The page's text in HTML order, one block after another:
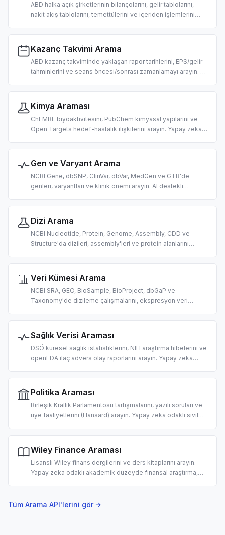
ABD halka açık şirketlerinin bilançolarını, gelir tablolarını,
nakit akış tablolarını, temettülerini ve içeriden işlemlerini
tasarlandı.
Kazanç Takvimi Arama
ABD kazanç takviminde yaklaşan rapor tarihlerini, EPS/gelir
tahminlerini ve seans öncesi/sonrası zamanlamayı arayın. AI
Kimya Araması
ChEMBL biyoaktivitesini, PubChem kimyasal yapılarını ve
Open Targets hedef-hastalık ilişkilerini arayın. Yapay zeka
için tasarlandı.
Gen ve Varyant Arama
NCBI Gene, dbSNP, ClinVar, dbVar, MedGen ve GTR'de
genleri, varyantları ve klinik önemi arayın. AI destekli
Dizi Arama
NCBI Nucleotide, Protein, Genome, Assembly, CDD ve
Structure'da dizileri, assembly'leri ve protein alanlarını
Veri Kümesi Arama
NCBI SRA, GEO, BioSample, BioProject, dbGaP ve
Taxonomy'de dizileme çalışmalarını, ekspresyon veri
veri keşfi için tasarlandı.
Sağlık Verisi Araması
DSÖ küresel sağlık istatistiklerini, NIH araştırma hibelerini ve
openFDA ilaç advers olay raporlarını arayın. Yapay zeka
için tasarlandı.
Politika Araması
Birleşik Krallık Parlamentosu tartışmalarını, yazılı soruları ve
üye faaliyetlerini (Hansard) arayın. Yapay zeka odaklı sivil
tasarlandı.
Wiley Finance Araması
Lisanslı Wiley finans dergilerini ve ders kitaplarını arayın.
Yapay zeka odaklı akademik düzeyde finansal araştırma,
Tüm Arama API'lerini gör →